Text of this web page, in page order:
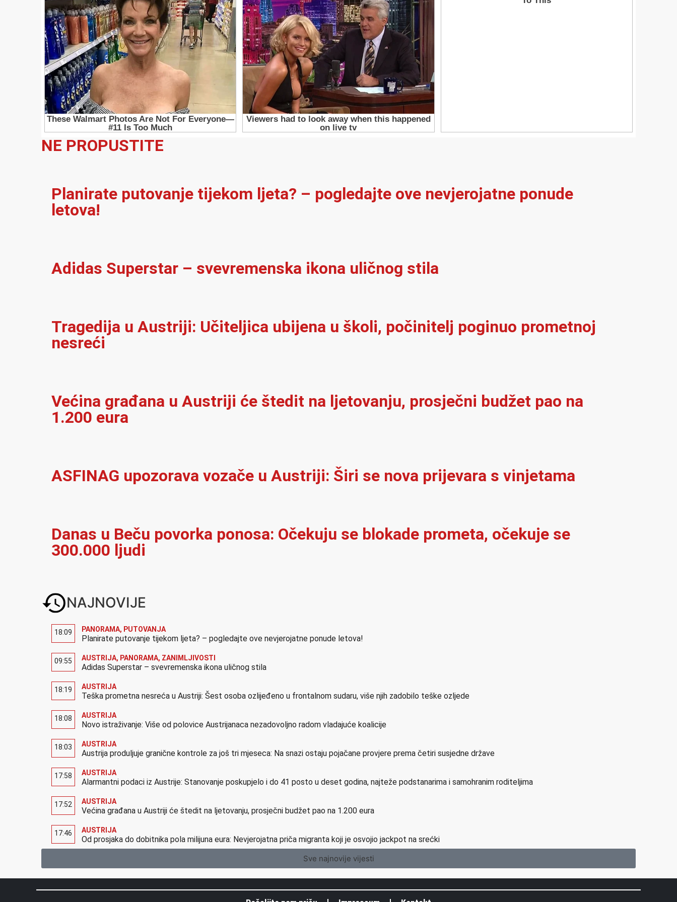
NE PROPUSTITE
Planirate putovanje tijekom ljeta? – pogledajte ove nevjerojatne ponude
letova!
Adidas Superstar – svevremenska ikona uličnog stila
Tragedija u Austriji: Učiteljica ubijena u školi, počinitelj poginuo prometnoj
nesreći
Većina građana u Austriji će štedit na ljetovanju, prosječni budžet pao na
1.200 eura
ASFINAG upozorava vozače u Austriji: Širi se nova prijevara s vinjetama
Danas u Beču povorka ponosa: Očekuju se blokade prometa, očekuje se
300.000 ljudi
NAJNOVIJE
18:09 PANORAMA, PUTOVANJA
Planirate putovanje tijekom ljeta? – pogledajte ove nevjerojatne ponude letova!
09:55 AUSTRIJA, PANORAMA, ZANIMLJIVOSTI
Adidas Superstar – svevremenska ikona uličnog stila
18:19 AUSTRIJA
Teška prometna nesreća u Austriji: Šest osoba ozlijeđeno u frontalnom sudaru, više njih zadobilo teške ozljede
18:08 AUSTRIJA
Novo istraživanje: Više od polovice Austrijanaca nezadovoljno radom vladajuće koalicije
18:03 AUSTRIJA
Austrija produljuje granične kontrole za još tri mjeseca: Na snazi ostaju pojačane provjere prema četiri susjedne države
17:58 AUSTRIJA
Alarmantni podaci iz Austrije: Stanovanje poskupjelo i do 41 posto u deset godina, najteže podstanarima i samohranim roditeljima
17:52 AUSTRIJA
Većina građana u Austriji će štedit na ljetovanju, prosječni budžet pao na 1.200 eura
17:46 AUSTRIJA
Od prosjaka do dobitnika pola milijuna eura: Nevjerojatna priča migranta koji je osvojio jackpot na srećki
Sve najnovije vijesti